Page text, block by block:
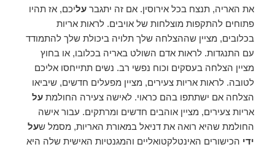
את האריה, תנצח בכל אירוסין. אם זה יתגברעליכם, אז תהיו
פתוחים להתקפות מוצלחות של אויבים. לראות אריות
בכלובים, מציין שההצלחה שלך תלויה ביכולת שלך להתמודד
עם התנגדות. לראות אדם השולט באריה בכלובו, או בחוץ
מציין הצלחה בעסקים וכוח נפשי רב. נשים תתייחסו אליכם
לטובה. לראות אריות צעירים, מציין מפעלים חדשים, שיביאו
הצלחה אם ישתתפו בהם כראוי. לאישה צעירה החולמתעל
אריות צעירים, מציין אוהבים חדשים ומרתקים. עבור אישה
החולמת שהיא רואה את דניאל במאורת האריות, מסמל שעל
ידי הכישורים האינטלקטואליים והמגנטיות האישית שלה היא